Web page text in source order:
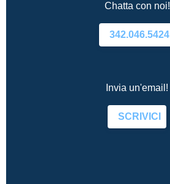
Chatta con noi!
342.046.5424
Invia un'email!
SCRIVICI